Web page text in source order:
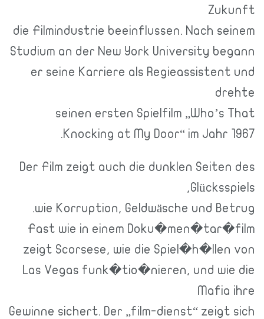
Zukunft
die Filmindustrie beeinflussen. Nach seinem
Studium an der New York University begann
er seine Karriere als Regieassistent und
drehte
seinen ersten Spielfilm „Who’s That
Knocking at My Door“ im Jahr 1967.
Der Film zeigt auch die dunklen Seiten des
Glücksspiels,
wie Korruption, Geldwäsche und Betrug.
Fast wie in einem Doku�men�tar�film
zeigt Scorsese, wie die Spiel�h�llen von
Las Vegas funk�tio�nieren, und wie die
Mafia ihre
Gewinne sichert. Der „film-dienst“ zeigt sich